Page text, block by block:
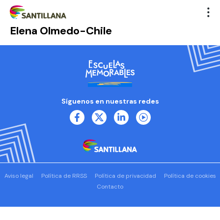
Elena Olmedo-Chile
Síguenos en nuestras redes
Aviso legal Política de RRSS Política de privacidad
Política de cookies
Contacto